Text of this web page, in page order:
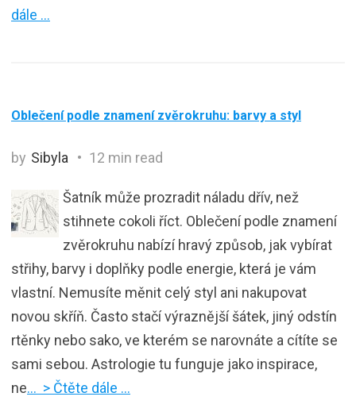
dále …
Oblečení podle znamení zvěrokruhu: barvy a styl
by Sibyla 12 min read
Šatník může prozradit náladu dřív, než
stihnete cokoli říct. Oblečení podle znamení
zvěrokruhu nabízí hravý způsob, jak vybírat
střihy, barvy i doplňky podle energie, která je vám
vlastní. Nemusíte měnit celý styl ani nakupovat
novou skříň. Často stačí výraznější šátek, jiný odstín
rtěnky nebo sako, ve kterém se narovnáte a cítíte se
sami sebou. Astrologie tu funguje jako inspirace,
ne… > Čtěte dále …